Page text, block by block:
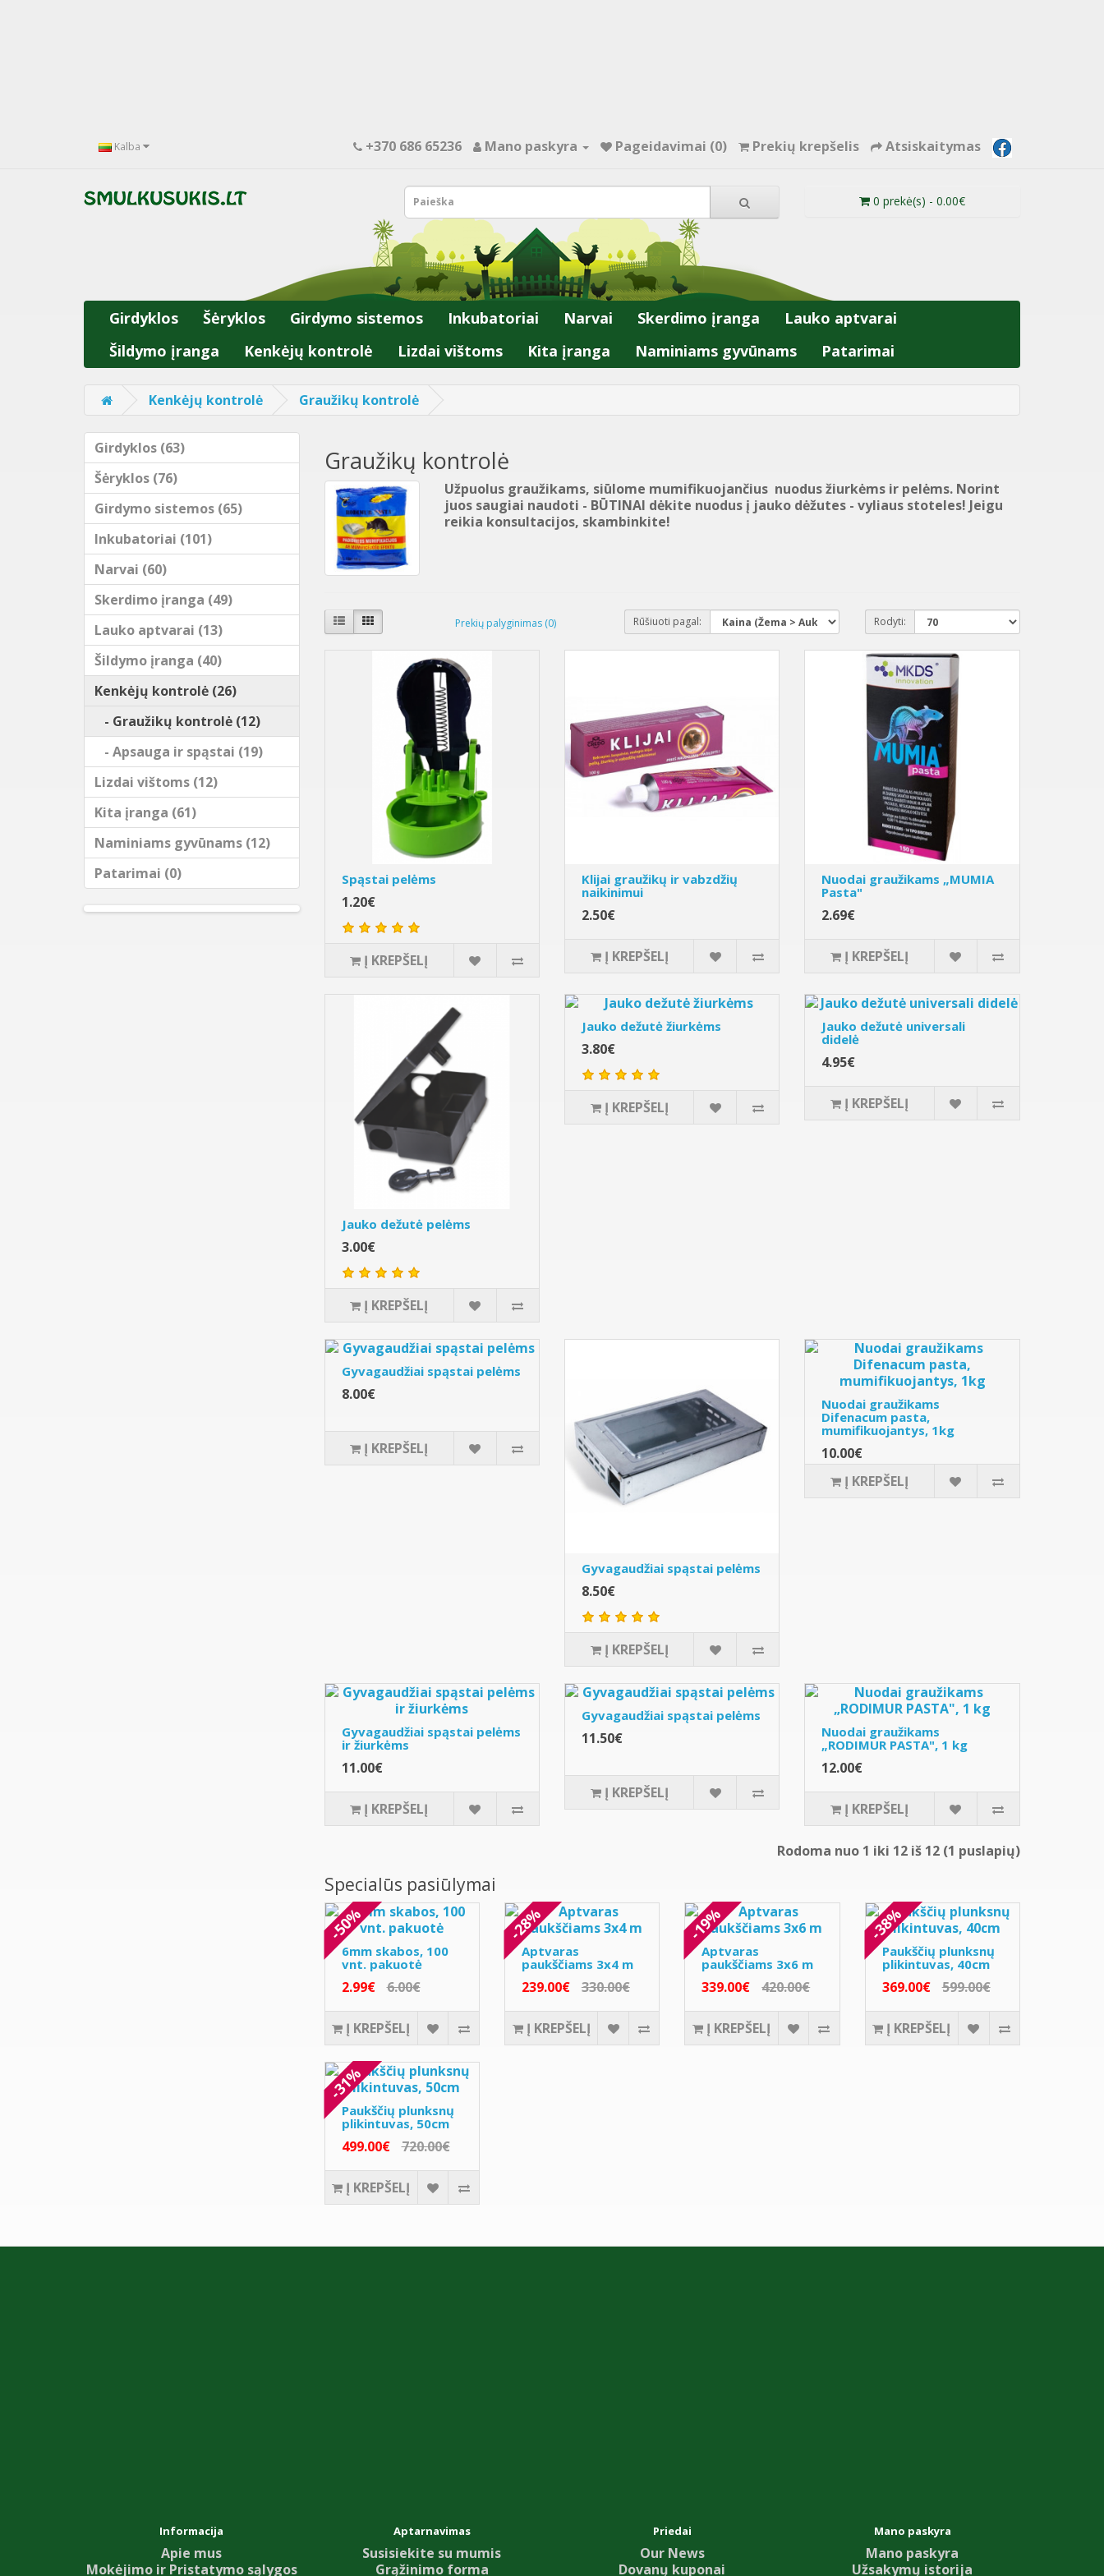
Kalba +370 686 65236 Mano paskyra Pageidavimai (0) Prekių krepšelis Atsiskaitymas
0 prekė(s) - 0.00€
Girdyklos Šėryklos Girdymo sistemos Inkubatoriai Narvai Skerdimo įranga
Lauko aptvarai
Šildymo įranga
Kenkėjų kontrolė Lizdai vištoms Kita įranga Naminiams gyvūnams Patarimai
Kenkėjų kontrolė Graužikų kontrolė
Girdyklos (63)
Šėryklos (76)
Girdymo sistemos (65)
Inkubatoriai (101)
Narvai (60)
Skerdimo įranga (49)
Lauko aptvarai (13)
Šildymo įranga (40)
Kenkėjų kontrolė (26)
- Graužikų kontrolė (12)
- Apsauga ir spąstai (19)
Lizdai vištoms (12)
Kita įranga (61)
Naminiams gyvūnams (12)
Patarimai (0)
Graužikų kontrolė
Užpuolus graužikams, siūlome mumifikuojančius nuodus žiurkėms ir pelėms. Norint
juos saugiai naudoti - BŪTINAI dėkite nuodus į jauko dėžutes - vyliaus stoteles! Jeigu
reikia konsultacijos, skambinkite!
Prekių palyginimas (0) Rūšiuoti pagal: Rodyti:
Spąstai pelėms
1.20€
Į KREPŠELĮ
Klijai graužikų ir vabzdžių
naikinimui
2.50€
Į KREPŠELĮ
Nuodai graužikams „MUMIA
Pasta"
2.69€
Į KREPŠELĮ
Jauko dežutė pelėms
3.00€
Į KREPŠELĮ
Jauko dežutė žiurkėms
3.80€
Į KREPŠELĮ
Jauko dežutė universali
didelė
4.95€
Į KREPŠELĮ
Gyvagaudžiai spąstai pelėms
8.00€
Į KREPŠELĮ
Gyvagaudžiai spąstai pelėms
8.50€
Į KREPŠELĮ
Nuodai graužikams
Difenacum pasta,
mumifikuojantys, 1kg
10.00€
Į KREPŠELĮ
Gyvagaudžiai spąstai pelėms
ir žiurkėms
11.00€
Į KREPŠELĮ
Gyvagaudžiai spąstai pelėms
11.50€
Į KREPŠELĮ
Nuodai graužikams
„RODIMUR PASTA", 1 kg
12.00€
Į KREPŠELĮ
Rodoma nuo 1 iki 12 iš 12 (1 puslapių)
Specialūs pasiūlymai
-50%
6mm skabos, 100
vnt. pakuotė
2.99€ 6.00€
Į KREPŠELĮ
-28%
Aptvaras
paukščiams 3x4 m
239.00€ 330.00€
Į KREPŠELĮ
-19%
Aptvaras
paukščiams 3x6 m
339.00€ 420.00€
Į KREPŠELĮ
-38%
Paukščių plunksnų
plikintuvas, 40cm
369.00€ 599.00€
Į KREPŠELĮ
-31%
Paukščių plunksnų
plikintuvas, 50cm
499.00€ 720.00€
Į KREPŠELĮ
Informacija
Apie mus
Mokėjimo ir Pristatymo sąlygos
Aptarnavimas
Susisiekite su mumis
Grąžinimo forma
Priedai
Our News
Dovanų kuponai
Mano paskyra
Mano paskyra
Užsakymų istorija